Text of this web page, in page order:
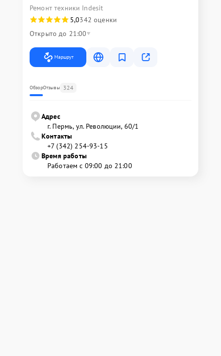
Ремонт техники Indesit
5,0342 оценки
Открыто до 21:00
Маршрут
ОбзорОтзывы 324
Адрес
г. Пермь, ул. ​Революции, 60/1
Контакты
+7 (342) 254-93-15
Время работы
Работаем с 09:00 до 21:00